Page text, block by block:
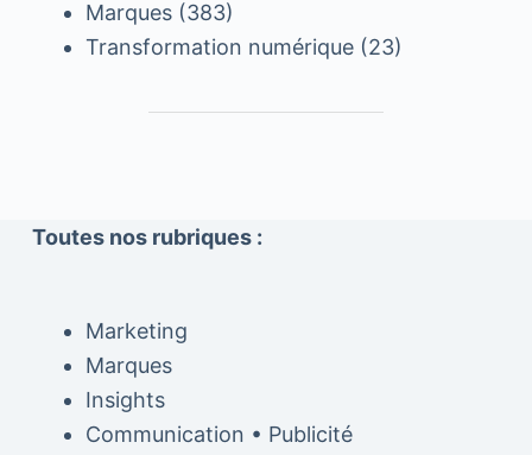
Marques(383)
Transformation numérique(23)
Toutes nos rubriques :
Marketing
Marques
Insights
Communication • Publicité